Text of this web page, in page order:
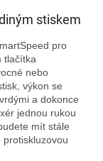
stiskem
pro
tlačítka
nebo
výkon se
a dokonce
jednou rukou
mít stále